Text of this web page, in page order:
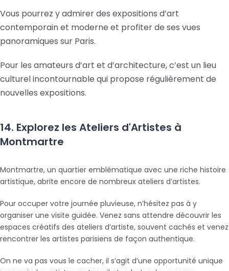
Vous pourrez y admirer des expositions d’art
contemporain et moderne et profiter de ses vues
panoramiques sur Paris.
Pour les amateurs d’art et d’architecture, c’est un lieu
culturel incontournable qui propose régulièrement de
nouvelles expositions.
14. Explorez les Ateliers d'Artistes à
Montmartre
Montmartre, un quartier emblématique avec une riche histoire
artistique, abrite encore de nombreux ateliers d’artistes.
Pour occuper votre journée pluvieuse, n’hésitez pas à y
organiser une visite guidée. Venez sans attendre découvrir les
espaces créatifs des ateliers d’artiste, souvent cachés et venez
rencontrer les artistes parisiens de façon authentique.
On ne va pas vous le cacher, il s’agit d’une opportunité unique